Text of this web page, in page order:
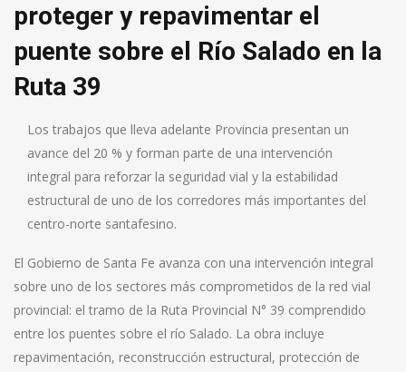
proteger y repavimentar el
puente sobre el Río Salado en la
Ruta 39
Los trabajos que lleva adelante Provincia presentan un
avance del 20 % y forman parte de una intervención
integral para reforzar la seguridad vial y la estabilidad
estructural de uno de los corredores más importantes del
centro-norte santafesino.
El Gobierno de Santa Fe avanza con una intervención integral
sobre uno de los sectores más comprometidos de la red vial
provincial: el tramo de la Ruta Provincial N° 39 comprendido
entre los puentes sobre el río Salado. La obra incluye
repavimentación, reconstrucción estructural, protección de